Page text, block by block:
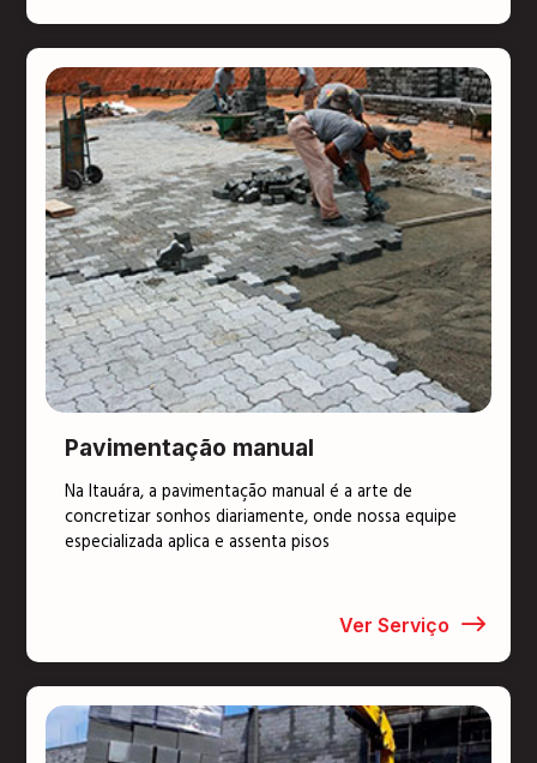
Pavimentação manual
Na Itauára, a pavimentação manual é a arte de
concretizar sonhos diariamente, onde nossa equipe
especializada aplica e assenta pisos
Ver Serviço